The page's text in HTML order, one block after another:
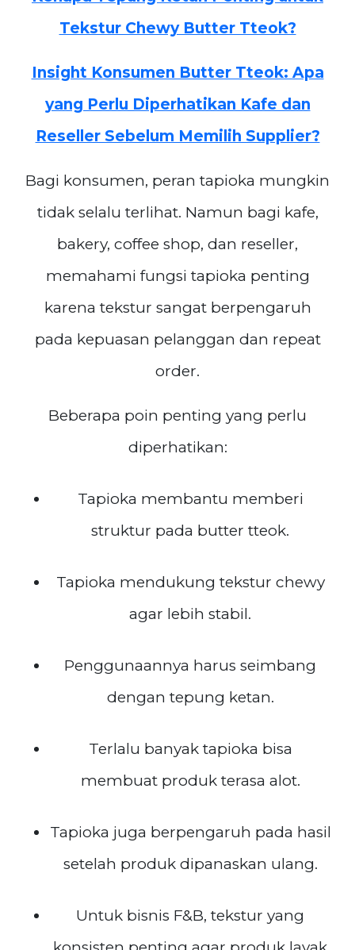
Tekstur Chewy Butter Tteok?
Insight Konsumen Butter Tteok: Apa
yang Perlu Diperhatikan Kafe dan
Reseller Sebelum Memilih Supplier?
Bagi konsumen, peran tapioka mungkin
tidak selalu terlihat. Namun bagi kafe,
bakery, coffee shop, dan reseller,
memahami fungsi tapioka penting
karena tekstur sangat berpengaruh
pada kepuasan pelanggan dan repeat
order.
Beberapa poin penting yang perlu
diperhatikan:
Tapioka membantu memberi
struktur pada butter tteok.
Tapioka mendukung tekstur chewy
agar lebih stabil.
Penggunaannya harus seimbang
dengan tepung ketan.
Terlalu banyak tapioka bisa
membuat produk terasa alot.
Tapioka juga berpengaruh pada hasil
setelah produk dipanaskan ulang.
Untuk bisnis F&B, tekstur yang